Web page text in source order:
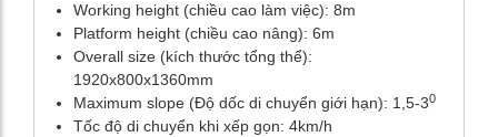
Working height (chiều cao làm việc): 8m
Platform height (chiều cao nâng): 6m
Overall size (kích thước tổng thể):
1920x800x1360mm
Maximum slope (Độ dốc di chuyển giới hạn): 1,5-30
Tốc độ di chuyển khi xếp gọn: 4km/h